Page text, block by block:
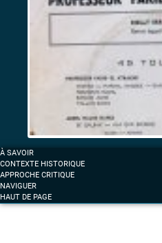
d’exil
surveillance
Label «La
voix
des
arabes
la
À SAVOIR
CONTEXTE HISTORIQUE
APPROCHE CRITIQUE
NAVIGUER
HAUT DE PAGE